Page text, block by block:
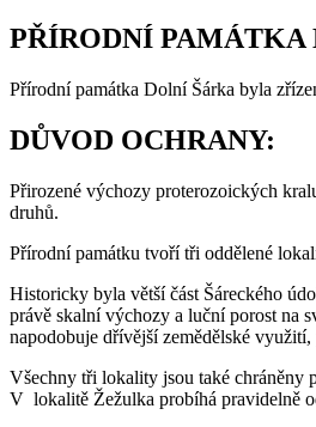
PŘÍRODNÍ PAMÁTKA
Přírodní památka Dolní Šárka byla
DŮVOD OCHRANY:
Přirozené výchozy proterozoických
druhů.
Přírodní památku tvoří tři oddělené
Historicky byla větší část Šáreckého
právě skalní výchozy a luční porost na
napodobuje dřívější zemědělské
Všechny tři lokality jsou také chráněny
V lokalitě Žežulka probíhá pravidelně